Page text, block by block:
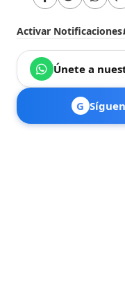
Activar Notificaciones
Únete a
G